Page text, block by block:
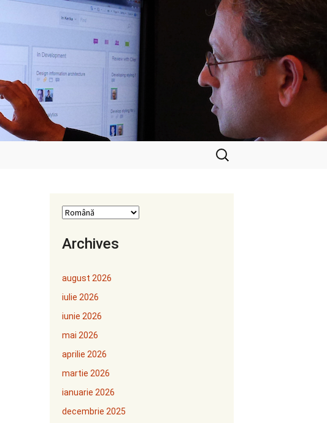
Caută
după:
Archives
august 2026
iulie 2026
iunie 2026
mai 2026
aprilie 2026
martie 2026
ianuarie 2026
decembrie 2025